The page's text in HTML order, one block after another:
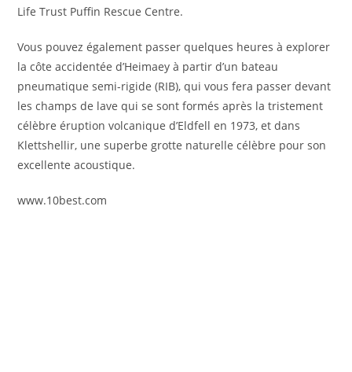
Life Trust Puffin Rescue Centre.
Vous pouvez également passer quelques heures à explorer
la côte accidentée d’Heimaey à partir d’un bateau
pneumatique semi-rigide (RIB), qui vous fera passer devant
les champs de lave qui se sont formés après la tristement
célèbre éruption volcanique d’Eldfell en 1973, et dans
Klettshellir, une superbe grotte naturelle célèbre pour son
excellente acoustique.
www.10best.com